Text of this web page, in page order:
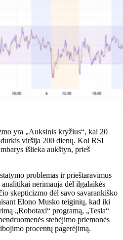
yra „Auksinis kryžius“, kai 20
viršija 200 dienų. Kol RSI
išlieka aukštyn, prieš
problemas ir prieštaravimus
nerimauja dėl ilgalaikės
skepticizmo dėl savo savarankiško
Elono Musko teiginių, kad iki
„Robotaxi“ programą, „Tesla“
stebėjimo priemonės
procentų pagerėjimą.